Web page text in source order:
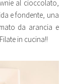
al cioccolato,
e fondente, una
da arancia e
in cucina!!